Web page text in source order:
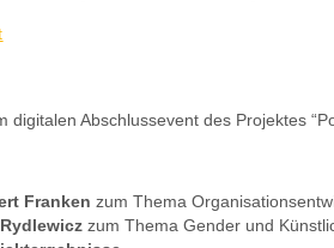
digitalen Abschlussevent des Projektes
Franken zum Thema
zum Thema Gender und